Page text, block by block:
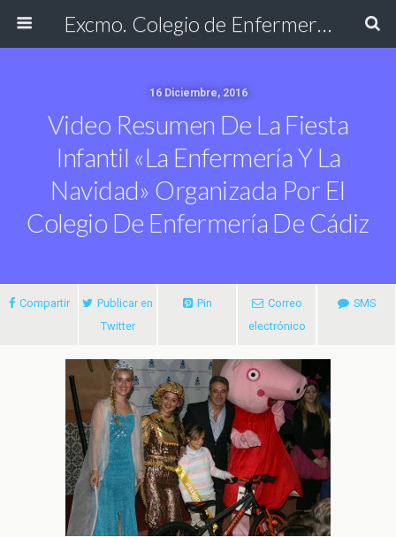
Excmo. Colegio de Enfermería de Cádiz
16 Diciembre, 2016
Video Resumen De La Fiesta
Infantil «La Enfermería Y La
Navidad» Organizada Por El
Colegio De Enfermería De Cádiz
Compartir
Publicar en
Twitter
Pin
Correo
electrónico
SMS